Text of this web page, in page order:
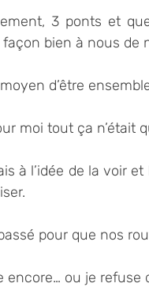
3 ponts et
bien à nous de
d’être
moi tout ça n’était
à l’idée de la voir
pour que nos
ou je refuse